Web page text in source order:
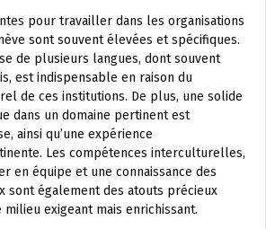
pour travailler dans les organisations
sont souvent élevées et spécifiques.
de plusieurs langues, dont souvent
est indispensable en raison du
de ces institutions. De plus, une solide
dans un domaine pertinent est
ainsi qu’une expérience
Les compétences interculturelles,
en équipe et une connaissance des
sont également des atouts précieux
exigeant mais enrichissant.